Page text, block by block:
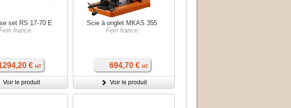
set RS 17-70 E
france
€ HT
Voir le produit
Scie à onglet MKAS 355
Fein france
694,70 € HT
Voir le produit